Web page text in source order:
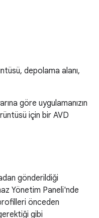
depolama alanı,
göre uygulamanızın
için bir AVD
gönderildiği
Yönetim Paneli'nde
önceden
gibi